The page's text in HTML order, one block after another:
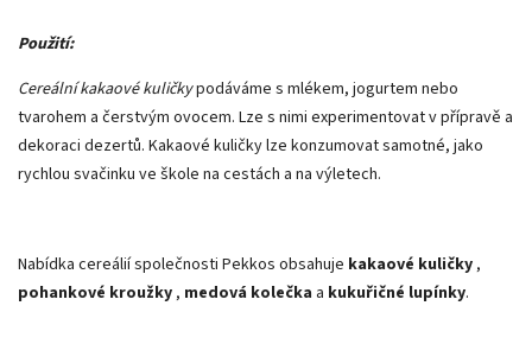
Použití:
Cereální kakaové kuličkypodáváme s mlékem, jogurtem nebo
tvarohem a čerstvým ovocem. Lze s nimi experimentovat v přípravě a
dekoraci dezertů. Kakaové kuličky lze konzumovat samotné, jako
rychlou svačinku ve škole na cestách a na výletech.
Nabídka cereálií společnosti Pekkos obsahuje kakaové kuličky ,
pohankové kroužky , medová kolečka a kukuřičné lupínky.